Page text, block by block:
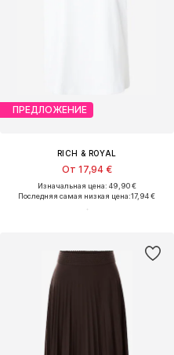
ПРЕДЛОЖЕНИЕ
RICH & ROYAL
От 17,94 €
Изначальная цена: 49,90 €
Последняя самая низкая цена:17,94 €